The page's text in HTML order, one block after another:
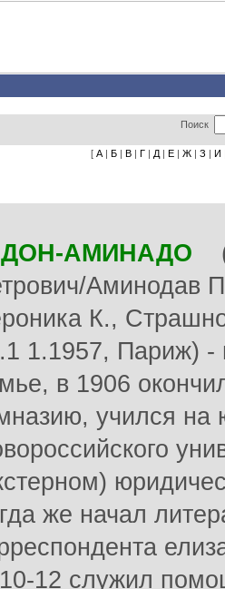
Поиск
[ А | Б | В | Г | Д | Е | Ж | З | И
ДОН-АМИНАДО (наст. фам., имя Шполянский Аминад Петрович/Аминодав Пейсахович; псевд. Гидальго, Ама, Вероника К., Страшноватенко и др.) (25.4.1888, Елизаветград 14.1 1.1957, Париж) - поэт, прозаик. Родился в мещанской семье, в 1906 окончил елизаветградскую классическую гимназию, учился на юридическом факультете Новороссийского